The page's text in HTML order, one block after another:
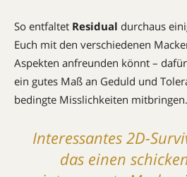
So entfaltet Residual durchaus
Euch mit den verschiedenen
Aspekten anfreunden könnt –
ein gutes Maß an Geduld und
bedingte Misslichkeiten mitbringen.
Interessantes 2D-
das einen